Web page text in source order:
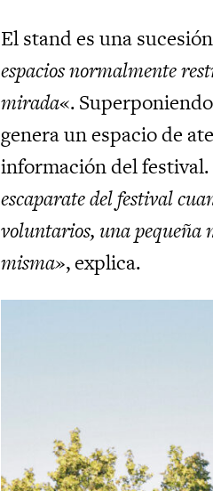
El stand es una
espacios normalmente
mirada«.
genera un espacio de
información del festival.
escaparate del festival
voluntarios, una pequeña
misma», explica.